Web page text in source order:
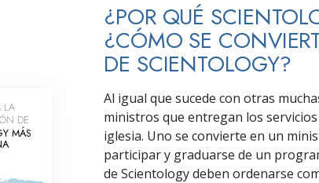
Qué dicen los Scientologists acerca de
Scientology
Conoce a un Scientologist
Dentro de una Iglesia
Los Principios Básicos de Scientology
Una Introducción a Dianética
Organizaciones Avanzadas
Base en Tierra de Flag
Llevando Scientology al
David
Scientology
¿POR QUÉ
¿CÓMO SE
DE SCIENTOLOGY?
Al igual que sucede con otras
ministros que entregan los
iglesia. Uno se convierte en un
participar y graduarse de un
de Scientology deben ordenarse
LA
DE
MÁS